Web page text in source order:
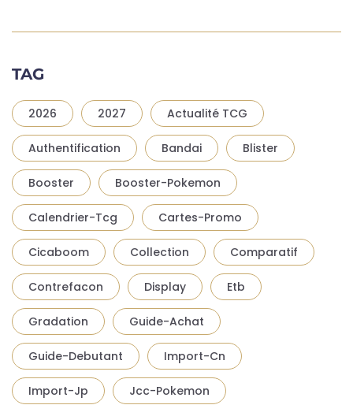
TAG
2026 2027 Actualité TCG
Authentification Bandai Blister
Booster Booster-Pokemon
Calendrier-Tcg Cartes-Promo
Cicaboom Collection Comparatif
Contrefacon Display Etb
Gradation Guide-Achat
Guide-Debutant Import-Cn
Import-Jp Jcc-Pokemon